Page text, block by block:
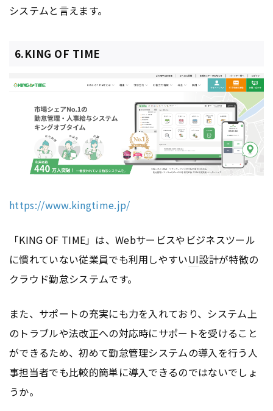
システムと言えます。
6.KING OF TIME
https://www.kingtime.jp/
「KING OF TIME」は、Webサービスやビジネスツール
に慣れていない従業員でも利用しやすいUI設計が特徴の
クラウド勤怠システムです。
また、サポートの充実にも力を入れており、システム上
のトラブルや法改正への対応時にサポートを受けること
ができるため、初めて勤怠管理システムの導入を行う人
事担当者でも比較的簡単に導入できるのではないでしょ
うか。